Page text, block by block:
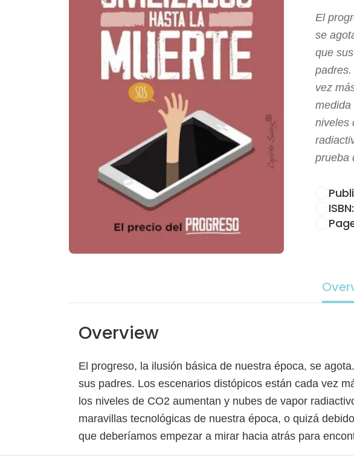
El
se
que
vez
medida
niveles
prueba
ISBN:
Overview
El progreso, la ilusión básica de nuestra época, se
sus padres. Los escenarios distópicos están cada vez
los niveles de CO2 aumentan y nubes de vapor
maravillas tecnológicas de nuestra época, o quizá
que deberíamos empezar a mirar hacia atrás para